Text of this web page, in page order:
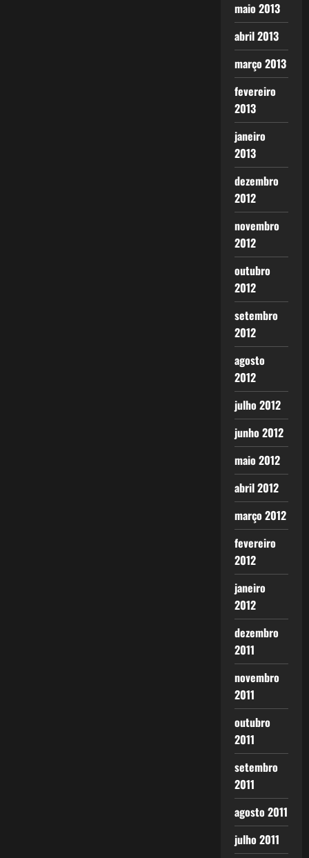
maio 2013
abril 2013
março 2013
fevereiro
2013
janeiro
2013
dezembro
2012
novembro
2012
outubro
2012
setembro
2012
agosto
2012
julho 2012
junho 2012
maio 2012
abril 2012
março 2012
fevereiro
2012
janeiro
2012
dezembro
2011
novembro
2011
outubro
2011
setembro
2011
agosto 2011
julho 2011